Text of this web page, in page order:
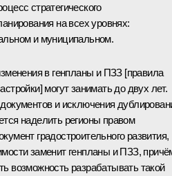
стратегического
на всех уровнях:
и муниципальном.
в генпланы и ПЗЗ [правила
могут занимать до двух лет.
и исключения
наделить регионы правом
градостроительного развития,
заменит генпланы и ПЗЗ,
возможность разрабатывать такой